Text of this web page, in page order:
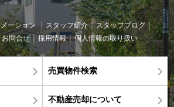
ーション スタッフ紹介
スタッフブログ
お問合せ 採用情報 個人情報の取り扱い
売買物件検索
不動産売却について